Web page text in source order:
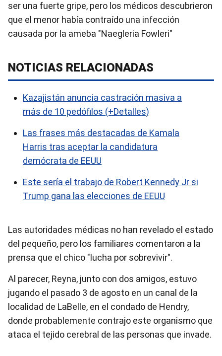
ser una fuerte gripe, pero los médicos descubrieron
que el menor había contraído una infección
causada por la ameba "Naegleria Fowleri"
NOTICIAS RELACIONADAS
Kazajistán anuncia castración masiva a
más de 10 pedófilos (+Detalles)
Las frases más destacadas de Kamala
Harris tras aceptar la candidatura
demócrata de EEUU
Este sería el trabajo de Robert Kennedy Jr si
Trump gana las elecciones de EEUU
Las autoridades médicas no han revelado el estado
del pequeño, pero los familiares comentaron a la
prensa que el chico "lucha por sobrevivir".
Al parecer, Reyna, junto con dos amigos, estuvo
jugando el pasado 3 de agosto en un canal de la
localidad de LaBelle, en el condado de Hendry,
donde probablemente contrajo este organismo que
ataca el tejido cerebral de las personas que invade.